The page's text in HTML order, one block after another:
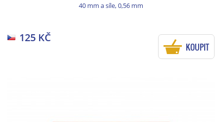
40 mm a síle, 0,56 mm
125 KČ
KOUPIT